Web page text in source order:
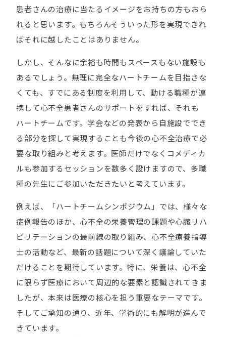
患者さんの治療に当たるイメージをお持ちの方もおら
れると思います。もちろんそういった形を実現できれ
ばそれに越したことはありません。
しかし、そんなに余裕も時間もスペースもない施設も
あるでしょう。無理に完全なハートチームを目指さな
くても、すでにある制度を利用して、動ける職種が連
携して心不全患者さんのサポートをすれば、それも
ハートチームです。学会などの発表から自施設ででき
る部分を探して実現することも今後の心不全治療で必
要な取り組みと考えます。医師だけでなくコメディカ
ルも参加するセッションを数多く設けますので、多職
種の先生にご参加いただきたいと考えています。
例えば、「ハートチームシンポジウム」では、様々な
症例報告のほか、心不全の栄養管理の課題や心臓リハ
ビリテーションの最前線の取り組み、心不全療養指導
士の活動など、最新の話題について深く議論していた
だけることを期待しています。特に、栄養は、心不全
に限らず医療において周辺的な要素と認識されてきま
したが、本来は医療の核心を担う重要なテーマです。
そしてご承知の通り、近年、学術的にも解明が進んで
きています。